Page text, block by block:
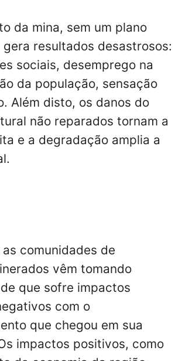
da mina, sem um plano
resultados desastrosos:
sociais, desemprego na
da população, sensação
Além disto, os danos do
não reparados tornam a
e a degradação amplia a
comunidades de
vêm tomando
que sofre impactos
com o
que chegou em sua
impactos positivos, como